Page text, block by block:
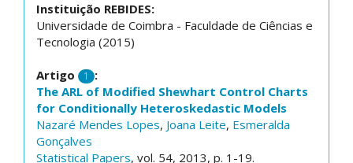
Instituição REBIDES:
Universidade de Coimbra - Faculdade de Ciências e
Tecnologia (2015)
Artigo 1
:
The ARL of Modified Shewhart Control Charts
for Conditionally Heteroskedastic Models
Nazaré Mendes Lopes, Joana Leite, Esmeralda
Gonçalves
Statistical Papers, vol. 54, 2013, p. 1-19.